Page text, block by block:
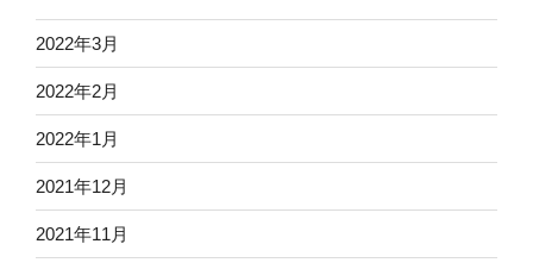
2022年3月
2022年2月
2022年1月
2021年12月
2021年11月